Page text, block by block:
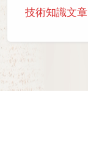
技術知識文章